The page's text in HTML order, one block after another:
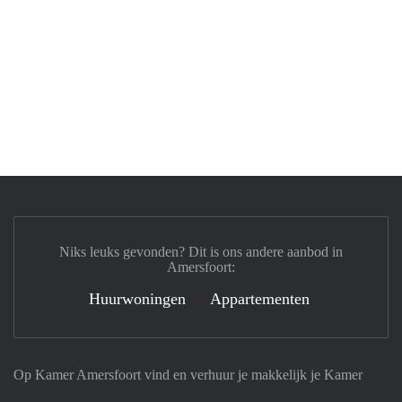
Op Kamer Amersfoort vind en verhuur je makkelijk je Kamer
Niks leuks gevonden? Dit is ons andere aanbod in
Amersfoort:
Huurwoningen Appartementen